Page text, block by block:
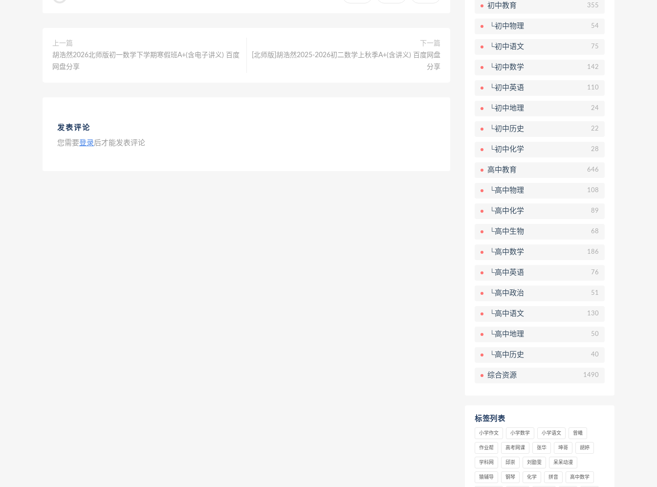
上一篇
胡浩然2026北师版初一数学下学期寒假班A+(含电子讲义) 百度
网盘分享
下一篇
[北师版]胡浩然2025-2026初二数学上秋季A+(含讲义) 百度网盘
分享
发表评论
您需要登录后才能发表评论
初中教育 355
└初中物理 54
└初中语文 75
└初中数学 142
└初中英语 110
└初中地理 24
└初中历史 22
└初中化学 28
高中教育 646
└高中物理 108
└高中化学 89
└高中生物 68
└高中数学 186
└高中英语 76
└高中政治 51
└高中语文 130
└高中地理 50
└高中历史 40
综合资源 1490
标签列表
小学作文 小学数学 小学语文 曾曦
作业帮 高考网课 张华 坤哥 胡婷
学科网 邱崇 刘勖雯 呆呆动漫
猿辅导 钢琴 化学 拼音 高中数学